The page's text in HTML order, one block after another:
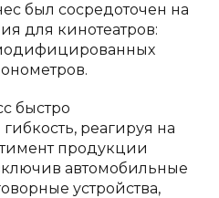
был сосредоточен на
для кинотеатров:
быстро
реагируя на
продукции
автомобильные
устройства,